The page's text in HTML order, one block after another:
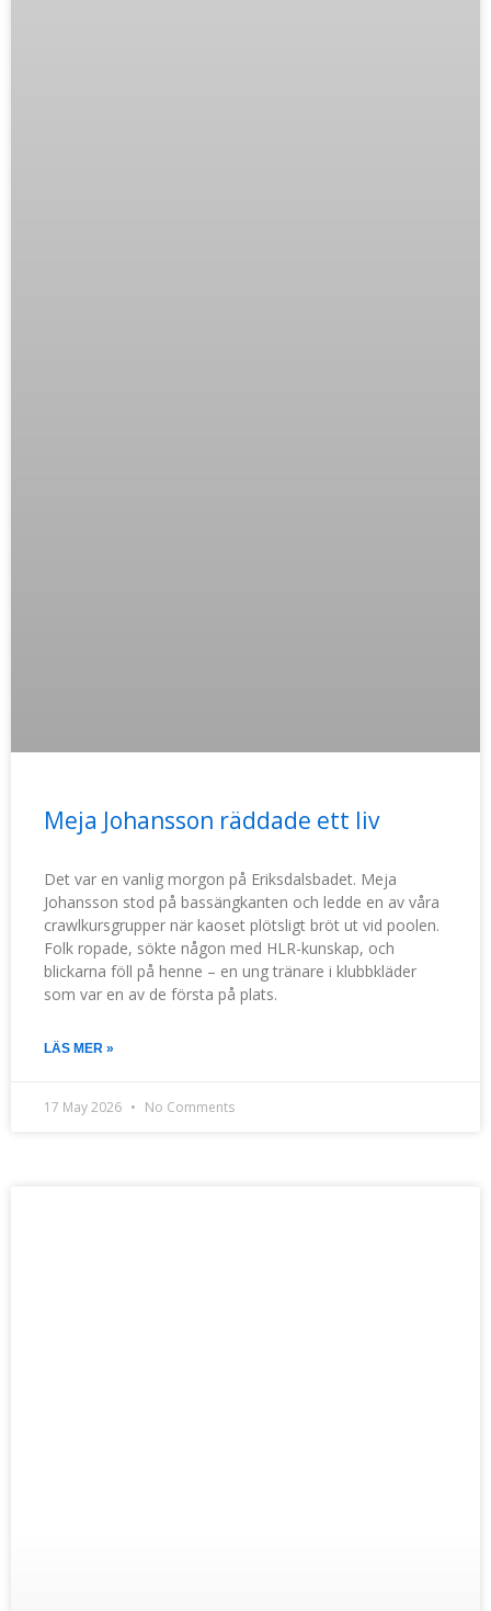
Meja Johansson räddade ett liv
Det var en vanlig morgon på Eriksdalsbadet. Meja
Johansson stod på bassängkanten och ledde en av våra
crawlkursgrupper när kaoset plötsligt bröt ut vid poolen.
Folk ropade, sökte någon med HLR-kunskap, och
blickarna föll på henne – en ung tränare i klubbkläder
som var en av de första på plats.
LÄS MER »
17 May 2026 No Comments